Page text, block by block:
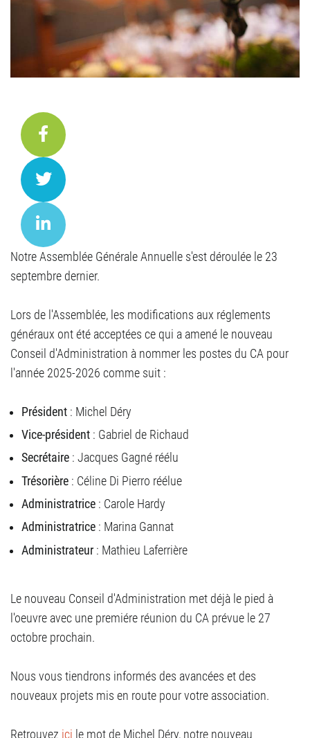
Notre Assemblée Générale Annuelle s'est déroulée le 23
septembre dernier.
Lors de l'Assemblée, les modifications aux réglements
généraux ont été acceptées ce qui a amené le nouveau
Conseil d'Administration à nommer les postes du CA pour
l'année 2025-2026 comme suit :
Président: Michel Déry
Vice-président: Gabriel de Richaud
Secrétaire: Jacques Gagné réélu
Trésorière: Céline Di Pierro réélue
Administratrice: Carole Hardy
Administratrice: Marina Gannat
Administrateur: Mathieu Laferrière
Le nouveau Conseil d'Administration met déjà le pied à
l'oeuvre avec une premiére réunion du CA prévue le 27
octobre prochain.
Nous vous tiendrons informés des avancées et des
nouveaux projets mis en route pour votre association.
Retrouvez ici le mot de Michel Déry, notre nouveau